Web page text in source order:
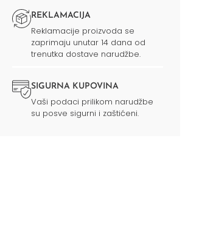
REKLAMACIJA
Reklamacije proizvoda se
zaprimaju unutar 14 dana od
trenutka dostave narudžbe.
SIGURNA KUPOVINA
Vaši podaci prilikom narudžbe
su posve sigurni i zaštićeni.